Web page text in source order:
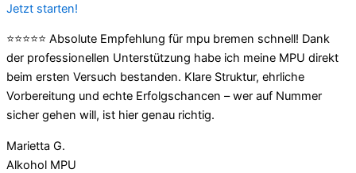
Jetzt starten!
⭐⭐⭐⭐⭐ Absolute Empfehlung für mpu bremen schnell! Dank
der professionellen Unterstützung habe ich meine MPU direkt
beim ersten Versuch bestanden. Klare Struktur, ehrliche
Vorbereitung und echte Erfolgschancen – wer auf Nummer
sicher gehen will, ist hier genau richtig.
Marietta G.
Alkohol MPU